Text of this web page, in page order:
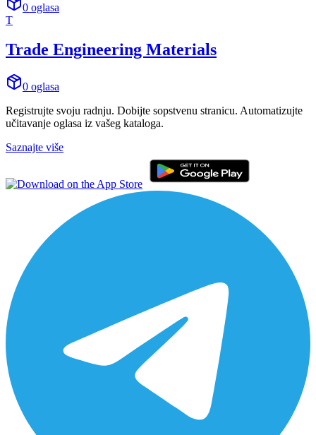
0 oglasa
T
Trade Engineering Materials
0 oglasa
Registrujte svoju radnju. Dobijte sopstvenu stranicu. Automatizujte
učitavanje oglasa iz vašeg kataloga.
Saznajte više